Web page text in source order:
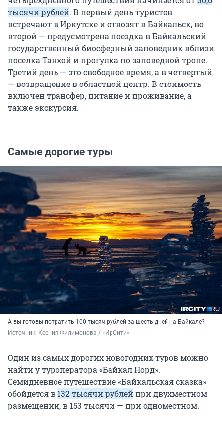
тысячи рублей. В первый день туристов
встречают в Иркутске и отвозят в Байкальск, во
второй — предусмотрена поездка в Байкальский
государственный биосферный заповедник вблизи
поселка Танхой и прогулка по заповедной тропе.
Третий день — это свободное время, а в четвертый
— возвращение в областной центр. В стоимость
включен трансфер, питание и проживание, а
также экскурсия.
Самые дорогие туры
А вы готовы потратить 100 тысяч рублей за шесть дней на Байкале?
Источник: Ксения Филимонова / «ИрСити»
Один из самых дорогих новогодних туров можно
найти у туроператора «Байкал Норд».
Семидневное путешествие «Байкальская сказка»
обойдется в 132 тысячи рублейпри двухместном
размещении, в 153 тысячи — при одноместном.